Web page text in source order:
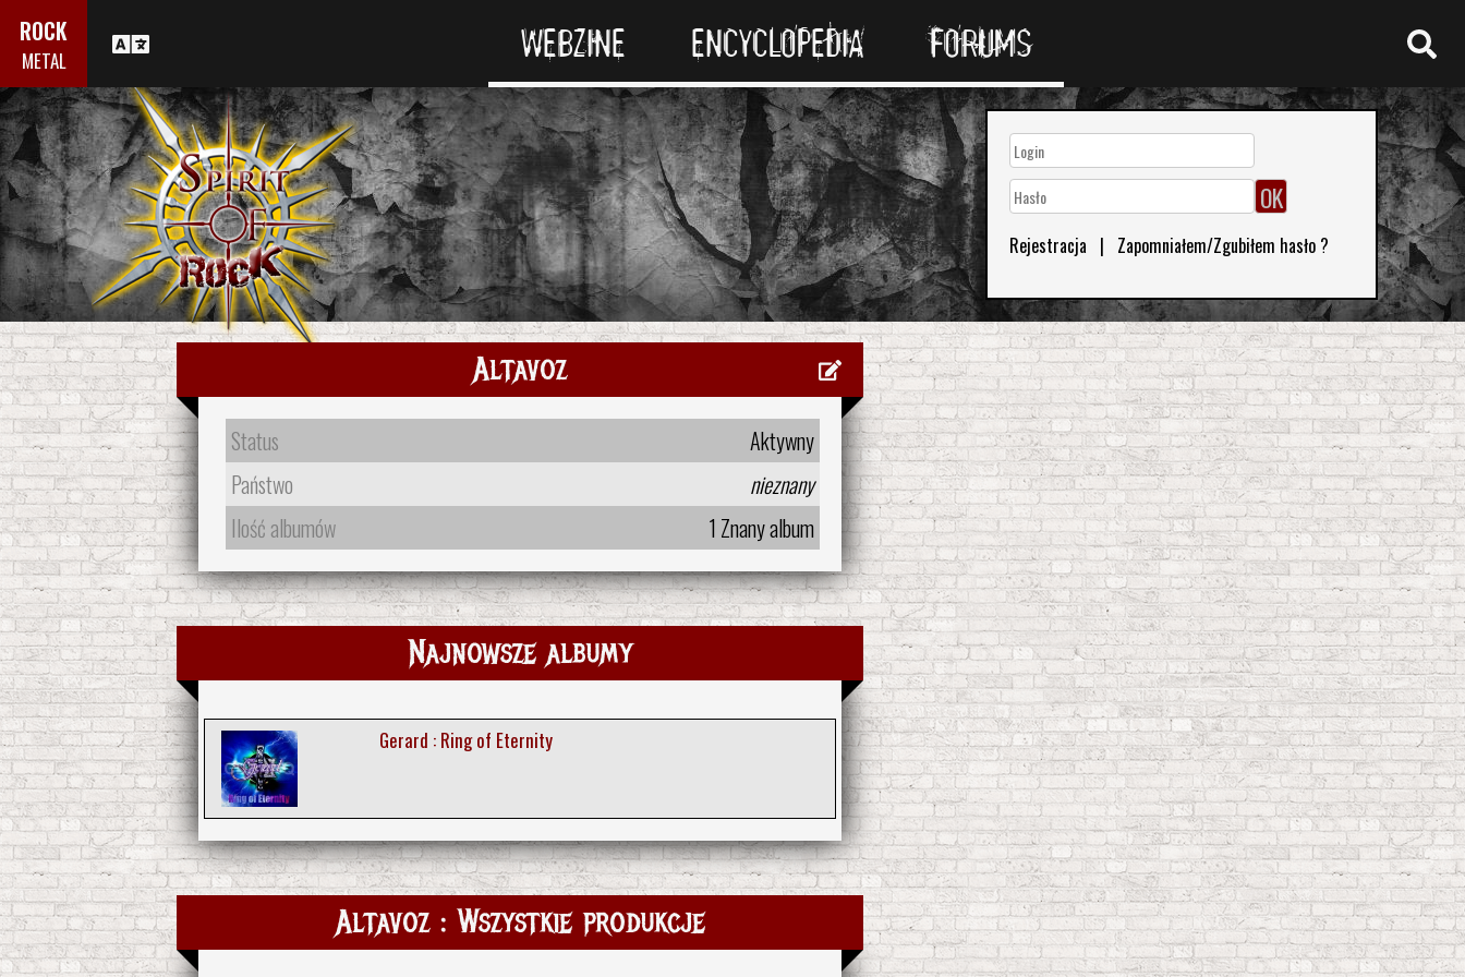
ROCK
METAL WEBZINE ENCYCLOPEDIA FORUMS
Rejestracja | Zapomniałem/Zgubiłem hasło ?
Altavoz
Status
Aktywny
Państwo
nieznany
Ilość albumów
1 Znany album
Najnowsze albumy
Gerard : Ring of Eternity
Altavoz : Wszystkie produkcje